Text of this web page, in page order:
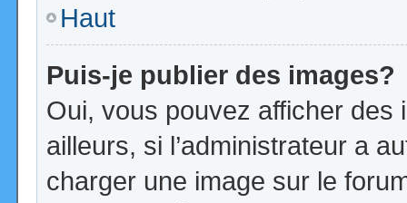
Haut
Puis-je publier des images?
Oui, vous pouvez afficher
ailleurs, si l’administrateur a
charger une image sur le